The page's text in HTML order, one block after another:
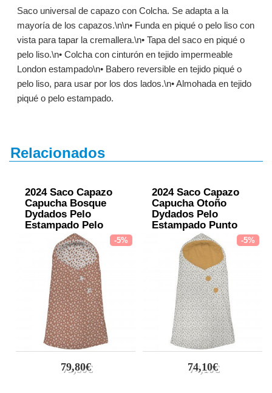
Saco universal de capazo con Colcha. Se adapta a la
mayoría de los capazos.\n\n• Funda en piqué o pelo liso con
vista para tapar la cremallera.\n• Tapa del saco en piqué o
pelo liso.\n• Colcha con cinturón en tejido impermeable
London estampado\n• Babero reversible en tejido piqué o
pelo liso, para usar por los dos lados.\n• Almohada en tejido
piqué o pelo estampado.
Relacionados
2024 Saco Capazo
Capucha Bosque
Dydados Pelo
Estampado Pelo
Estampado
-5%
79,80€
2024 Saco Capazo
Capucha Otoño
Dydados Pelo
Estampado Punto
Mostaza
-5%
74,10€